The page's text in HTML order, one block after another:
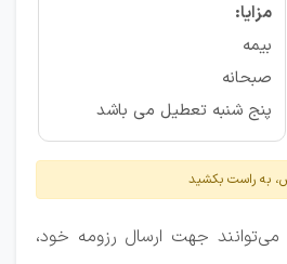
مزایا:
بیمه
صبحانه
پنج شنبه تعطیل می باشد
به راست بکشید
جهت ارسال رزومه خود،